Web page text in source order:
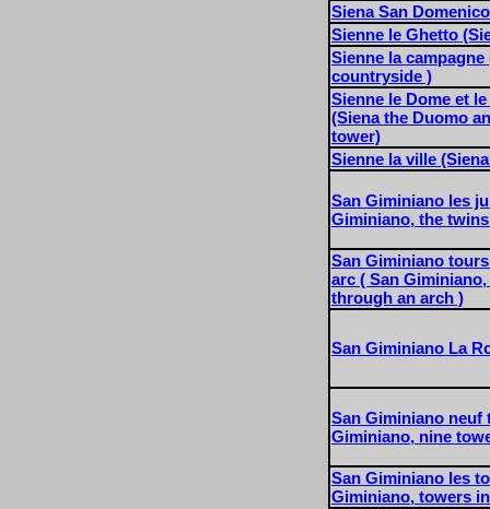
Siena San Domenico
Sienne le Ghetto
Sienne la campagne
countryside )
Sienne le Dome et
(Siena the Duomo
tower)
Sienne la ville
San Giminiano les
Giminiano, the
San Giminiano
arc ( San
through an arch )
San Giminiano La
San Giminiano neuf
Giminiano, nine
San Giminiano les
Giminiano, towers